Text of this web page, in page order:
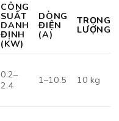
CÔNG
SUẤT
DANH
ĐỊNH
(KW)
DÒNG
ĐIỆN
(A)
TRỌNG
LƯỢNG
0.2–
2.4
1–10.5 10 kg